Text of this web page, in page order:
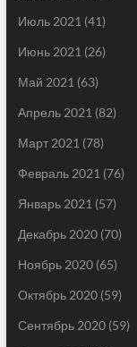
Июль 2021 (41)
Июнь 2021 (26)
Май 2021 (63)
Апрель 2021 (82)
Март 2021 (78)
Февраль 2021 (76)
Январь 2021 (57)
Декабрь 2020(70)
Ноябрь 2020(65)
Октябрь 2020(59)
Сентябрь 2020(59)